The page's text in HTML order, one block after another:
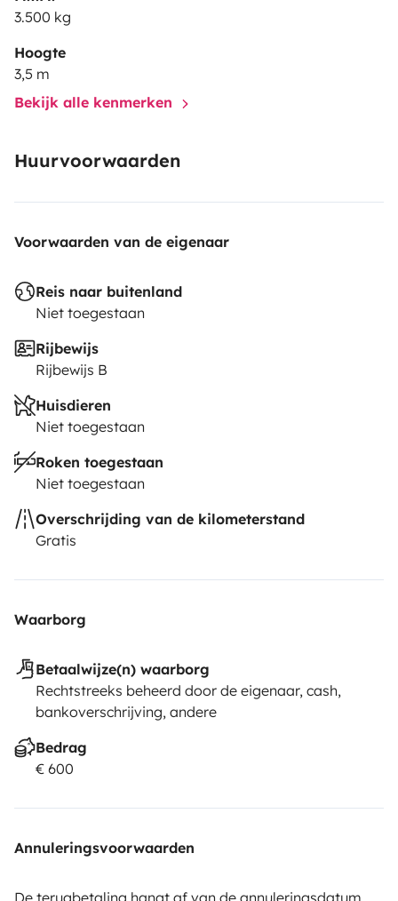
3.500 kg
Hoogte
3,5 m
Bekijk alle kenmerken
Huurvoorwaarden
Voorwaarden van de eigenaar
Reis naar buitenland
Niet toegestaan
Rijbewijs
Rijbewijs B
Huisdieren
Niet toegestaan
Roken toegestaan
Niet toegestaan
Overschrijding van de kilometerstand
Gratis
Waarborg
Betaalwijze(n) waarborg
Rechtstreeks beheerd door de eigenaar, cash,
bankoverschrijving, andere
Bedrag
€ 600
Annuleringsvoorwaarden
De terugbetaling hangt af van de annuleringsdatum